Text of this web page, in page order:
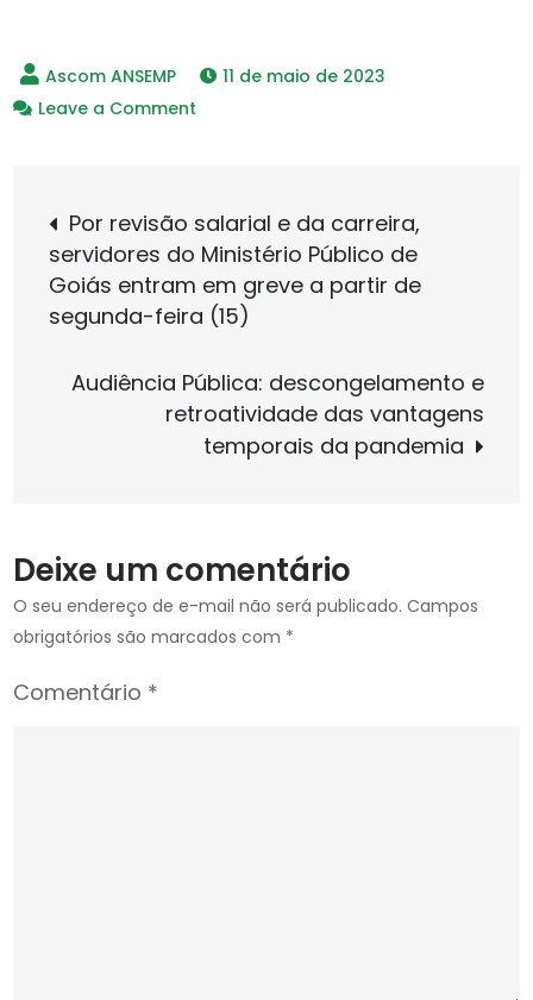
11 de maio de 2023
Leave a Comment
Há
15
anos,
éramos
primeiros
Navegação
de
Post
Por revisão salarial e da carreira,
servidores do Ministério Público de
Goiás entram em greve a partir de
segunda-feira (15)
Audiência Pública: descongelamento e
retroatividade das vantagens
temporais da pandemia
Deixe um comentário
O seu endereço de e-mail não será publicado. Campos
obrigatórios são marcados com *
Comentário *